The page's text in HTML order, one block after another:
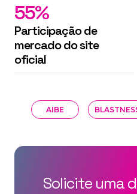
55%
Participação de
mercado do site
oficial
AIBE
Solicite uma